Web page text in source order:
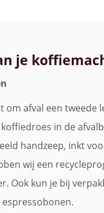
je
om afval een tweede
in de
handzeep, inkt
wij een
Ook kun je bij